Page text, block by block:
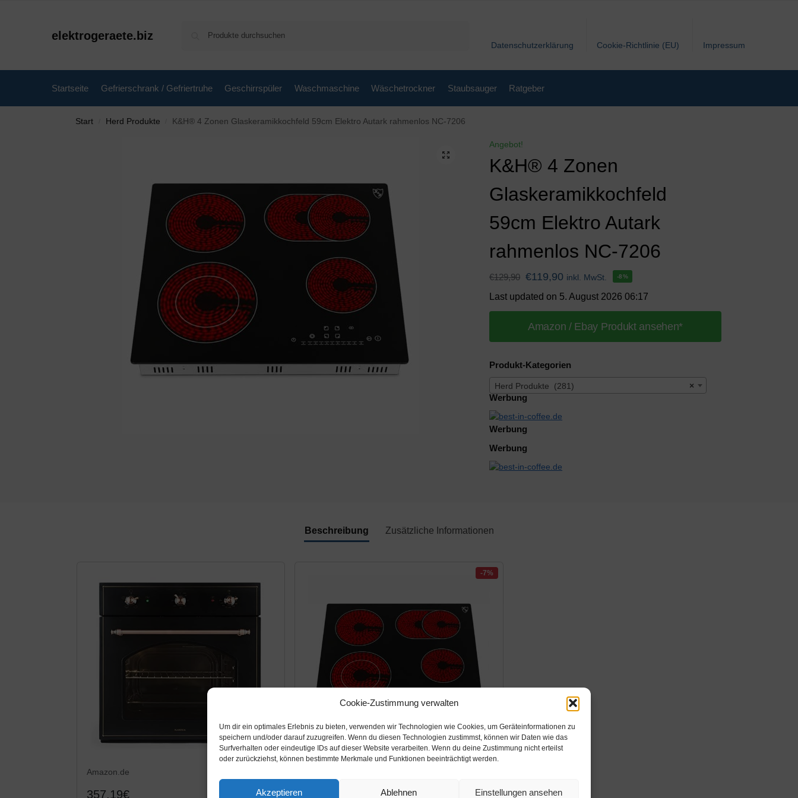
Cookie-Zustimmung verwalten
Um dir ein optimales Erlebnis zu bieten, verwenden wir Technologien wie Cookies, um Geräteinformationen zu
speichern und/oder darauf zuzugreifen. Wenn du diesen Technologien zustimmst, können wir Daten wie das
Surfverhalten oder eindeutige IDs auf dieser Website verarbeiten. Wenn du deine Zustimmung nicht erteilst
oder zurückziehst, können bestimmte Merkmale und Funktionen beeinträchtigt werden.
Akzeptieren Ablehnen Einstellungen ansehen
elektrogeraete.biz
Datenschutzerklärung Cookie-Richtlinie (EU) Impressum
Startseite Gefrierschrank / Gefriertruhe Geschirrspüler Waschmaschine Wäschetrockner Staubsauger Ratgeber
Start Herd Produkte K&H® 4 Zonen Glaskeramikkochfeld 59cm Elektro Autark rahmenlos NC-7206
Angebot!
K&H® 4 Zonen
Glaskeramikkochfeld
59cm Elektro Autark
rahmenlos NC-7206
€129,90 €119,90 inkl. MwSt. -8%
Last updated on 5. August 2026 06:17
Amazon / Ebay Produkt ansehen*
Produkt-Kategorien
×
Herd Produkte (281)
Werbung
Werbung
Werbung
Beschreibung Zusätzliche Informationen
Amazon.de
357,19€
-7%
129,90€